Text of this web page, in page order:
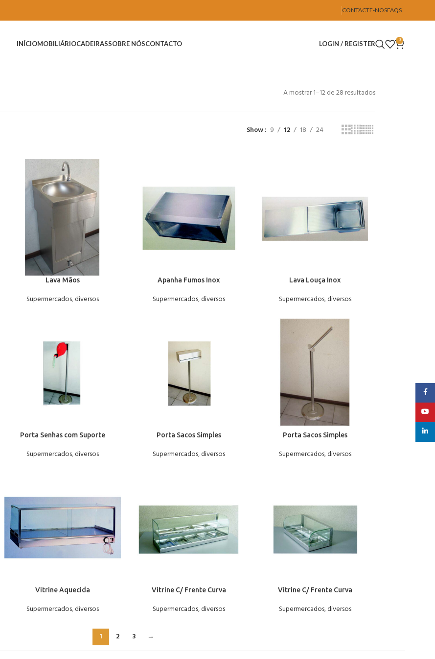
CONTACTE-NOSFAQS
INÍCIOMOBILIÁRIOCADEIRASSOBRE NÓSCONTACTO LOGIN / REGISTER 0
A mostrar 1–12 de 28 resultados
Show 9 12 18 24
Lava Mãos
Supermercados,diversos
Apanha Fumos Inox
Supermercados,diversos
Lava Louça Inox
Supermercados,diversos
Porta Senhas com Suporte
Supermercados,diversos
Porta Sacos Simples
Supermercados,diversos
Porta Sacos Simples
Supermercados,diversos
Vitrine Aquecida
Supermercados,diversos
Vitrine C/ Frente Curva
Supermercados,diversos
Vitrine C/ Frente Curva
Supermercados,diversos
1 2 3 →